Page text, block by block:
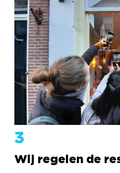
3
Wij regelen de